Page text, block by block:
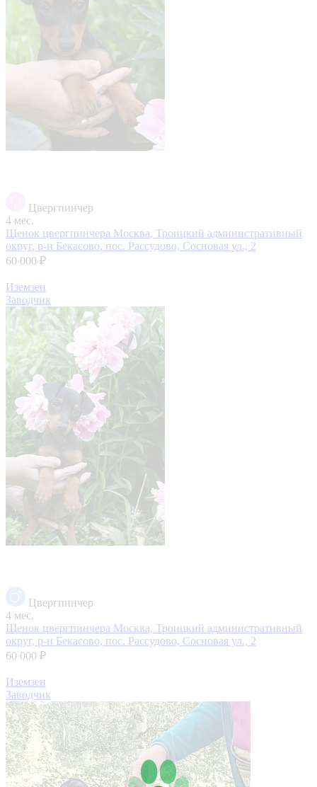
Цвергпинчер
4 мес.
Щенок цвергпинчера Москва, Троицкий административный
округ, р-н Бекасово, пос. Рассудово, Сосновая ул., 2
60 000 ₽
Иземзен
Заводчик
Цвергпинчер
4 мес.
Щенок цвергпинчера Москва, Троицкий административный
округ, р-н Бекасово, пос. Рассудово, Сосновая ул., 2
60 000 ₽
Иземзен
Заводчик